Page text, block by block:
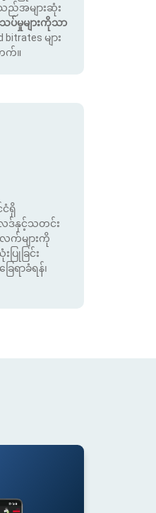
အများဆုံး
ပ်မှုများကိုသာ
bitrates များ
က်။
ရှိ
လဒ်နှင့်သတင်း
က်များကို
ပြုခြင်း
ရာခံရန်၊